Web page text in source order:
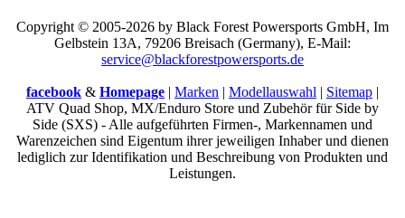
Copyright © 2005-2026 by Black Forest Powersports GmbH, Im
Gelbstein 13A, 79206 Breisach (Germany), E-Mail:
service@blackforestpowersports.de
facebook & Homepage | Marken | Modellauswahl | Sitemap |
ATV Quad Shop, MX/Enduro Store und Zubehör für Side by
Side (SXS) - Alle aufgeführten Firmen-, Markennamen und
Warenzeichen sind Eigentum ihrer jeweiligen Inhaber und dienen
lediglich zur Identifikation und Beschreibung von Produkten und
Leistungen.